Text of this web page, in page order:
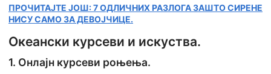
ПРОЧИТАЈТЕ ЈОШ: 7 ОДЛИЧНИХ РАЗЛОГА ЗАШТО СИРЕНЕ
НИСУ САМО ЗА ДЕВОЈЧИЦЕ.
Океански курсеви и искуства.
1. Онлајн курсеви роњења.